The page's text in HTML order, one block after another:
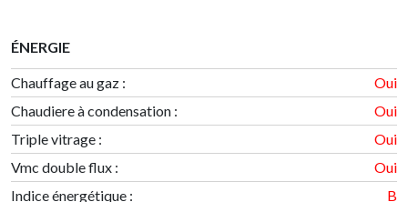
ÉNERGIE
Chauffage au gaz :
Oui
Chaudiere à condensation :
Oui
Triple vitrage :
Oui
Vmc double flux :
Oui
Indice énergétique : B